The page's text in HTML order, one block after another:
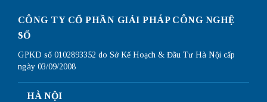
CÔNG TY CỔ PHẦN GIẢI PHÁP CÔNG NGHỆ
SỐ
GPKD số 0102893352 do Sở Kế Hoạch & Đầu Tư Hà Nội cấp
ngày 03/09/2008
HÀ NỘI